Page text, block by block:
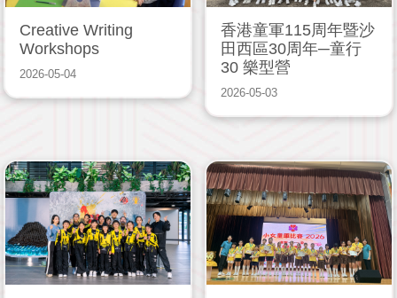
Creative Writing
Workshops
2026-05-04
香港童軍115周年暨沙
田西區30周年─童行
30 樂型營
2026-05-03